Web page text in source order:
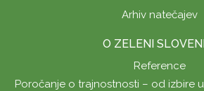
Arhiv natečajev
O ZELENI
Reference
Poročanje o trajnostnosti – od izbire